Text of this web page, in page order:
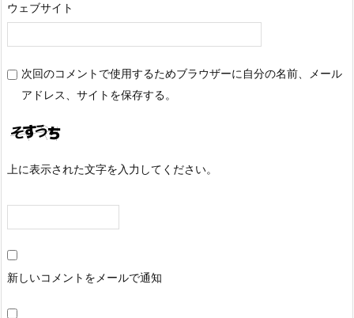
ウェブサイト
次回のコメントで使用するためブラウザーに自分の名前、メール
アドレス、サイトを保存する。
上に表示された文字を入力してください。
新しいコメントをメールで通知